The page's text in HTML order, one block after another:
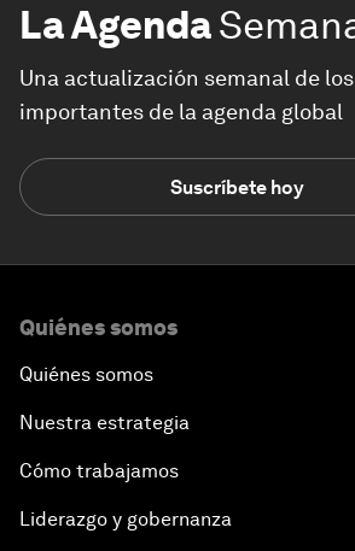
La Agenda
Una actualización semanal de
importantes de la agenda global
Suscríbete hoy
Quiénes somos
Quiénes somos
Nuestra estrategia
Cómo trabajamos
Liderazgo y gobernanza